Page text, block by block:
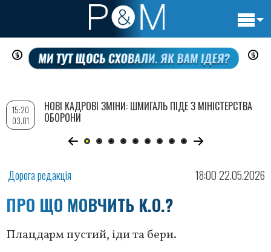
Перейти
до
вмісту
Дорога редакція 18:00 22.05.2026
ПРО ЩО МОВЧИТЬ К.О.?
Плацдарм пустий, іди та бери.
15:20
03.01
НОВІ КАДРОВІ ЗМІНИ: ШМИГАЛЬ ПІДЕ З МІНІСТЕРСТВА
ОБОРОНИ